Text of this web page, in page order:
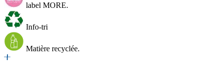
label MORE.
Info-tri
Matière recyclée.